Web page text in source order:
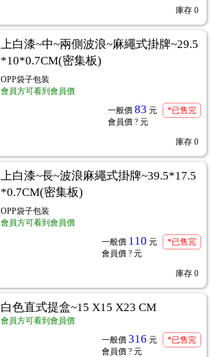
庫存 0
上白漆~中~兩側波浪~麻繩式掛牌~29.5
*10*0.7CM(密集板)
OPP袋子包装
會員方可看到會員價
一般價 83 元
會員價 ? 元
*已售完
庫存 0
上白漆~長~波浪麻繩式掛牌~39.5*17.5
*0.7CM(密集板)
OPP袋子包装
會員方可看到會員價
一般價 110 元
會員價 ? 元
*已售完
庫存 0
白色直式提盒~15 X15 X23 CM
會員方可看到會員價
一般價 316 元
會員價 ? 元
*已售完